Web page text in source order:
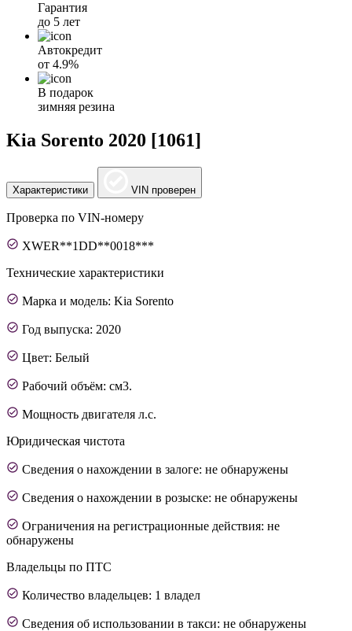
Гарантия
до 5 лет
Автокредит
от 4.9%
В подарок
зимняя резина
Kia Sorento 2020 [1061]
Характеристики VIN проверен
Проверка по VIN-номеру
XWER**1DD**0018***
Технические характеристики
Марка и модель: Kia Sorento
Год выпуска: 2020
Цвет: Белый
Рабочий объём: см3.
Мощность двигателя л.с.
Юридическая чистота
Сведения о нахождении в залоге: не обнаружены
Сведения о нахождении в розыске: не обнаружены
Ограничения на регистрационные действия: не
обнаружены
Владельцы по ПТС
Количество владельцев: 1 владел
Сведения об использовании в такси: не обнаружены